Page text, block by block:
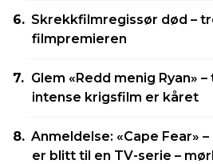
Skrekkfilmregissør død –
filmpremieren
Glem «Redd menig Ryan»
intense krigsfilm er kåret
Anmeldelse: «Cape Fear»
er blitt til en TV-serie –